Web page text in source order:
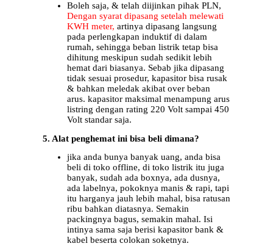
Boleh saja, & telah diijinkan pihak PLN,
Dengan syarat dipasang setelah melewati
KWH meter, artinya dipasang langsung
pada perlengkapan induktif di dalam
rumah, sehingga beban listrik tetap bisa
dihitung meskipun sudah sedikit lebih
hemat dari biasanya. Sebab jika dipasang
tidak sesuai prosedur, kapasitor bisa rusak
& bahkan meledak akibat over beban
arus. kapasitor maksimal menampung arus
listring dengan rating 220 Volt sampai 450
Volt standar saja.
5. Alat penghemat ini bisa beli dimana?
jika anda bunya banyak uang, anda bisa
beli di toko offline, di toko listrik itu juga
banyak, sudah ada boxnya, ada dusnya,
ada labelnya, pokoknya manis & rapi, tapi
itu harganya jauh lebih mahal, bisa ratusan
ribu bahkan diatasnya. Semakin
packingnya bagus, semakin mahal. Isi
intinya sama saja berisi kapasitor bank &
kabel beserta colokan soketnya.